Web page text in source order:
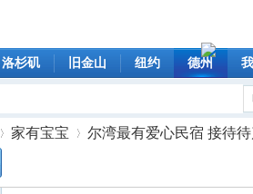
洛杉矶 旧金山 纽约 德州
家有宝宝 尔湾最有爱心民宿 接待